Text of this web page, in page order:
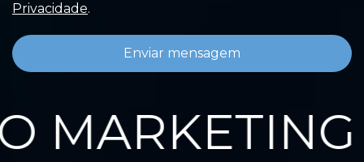
Privacidade.
Enviar mensagem
MARKETING